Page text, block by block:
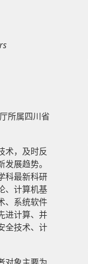
所属四川省
术，及时反
展趋势。
科最新科研
、计算机基
、系统软件
进计算、并
全技术、计